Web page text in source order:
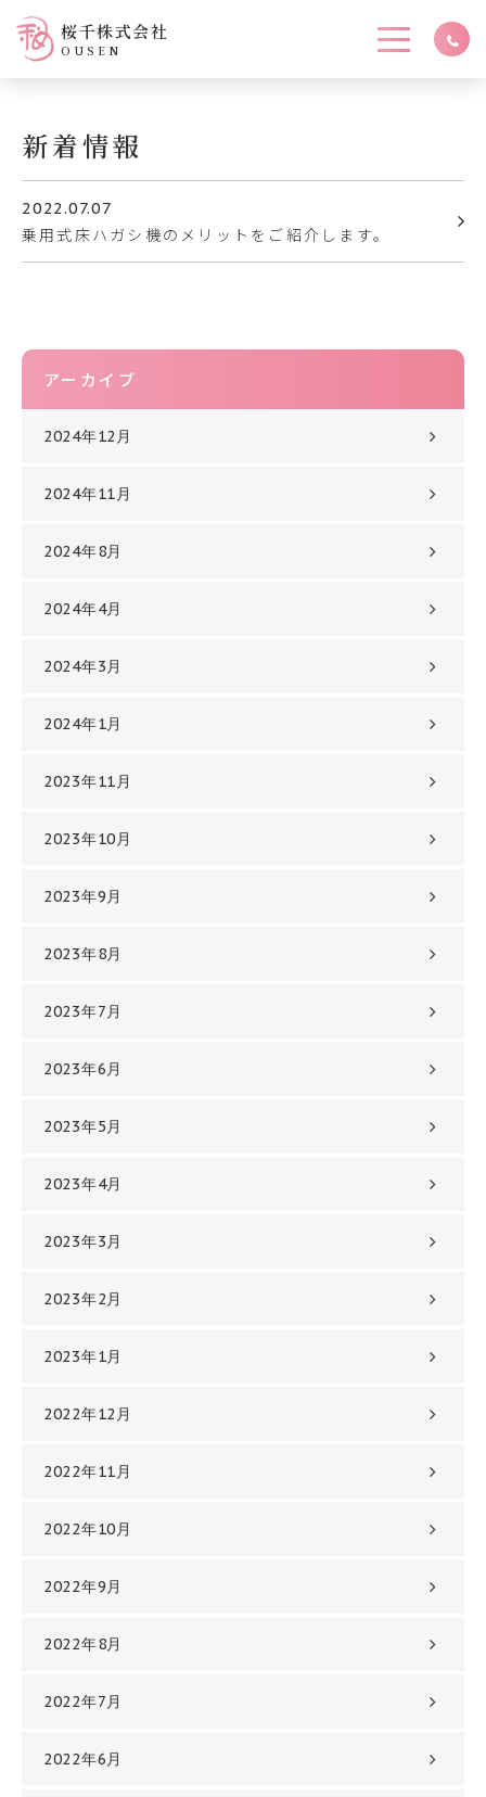
桜千株式会社
OUSEN
新着情報
2022.07.07
乗用式床ハガシ機のメリットをご紹介します。
アーカイブ
2024年12月
2024年11月
2024年8月
2024年4月
2024年3月
2024年1月
2023年11月
2023年10月
2023年9月
2023年8月
2023年7月
2023年6月
2023年5月
2023年4月
2023年3月
2023年2月
2023年1月
2022年12月
2022年11月
2022年10月
2022年9月
2022年8月
2022年7月
2022年6月